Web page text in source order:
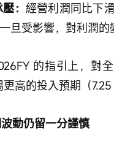
： 經營利潤同比下
旦受影響，對利潤的
的指引上，對
高的投入預期（7.25
動仍留一分謹慎